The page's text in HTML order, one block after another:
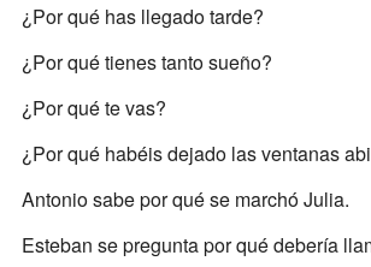
¿Por qué has llegado tarde?
¿Por qué tienes tanto sueño?
¿Por qué te vas?
¿Por qué habéis dejado las ventanas
Antonio sabe por qué se marchó Julia.
Esteban se pregunta por qué debería